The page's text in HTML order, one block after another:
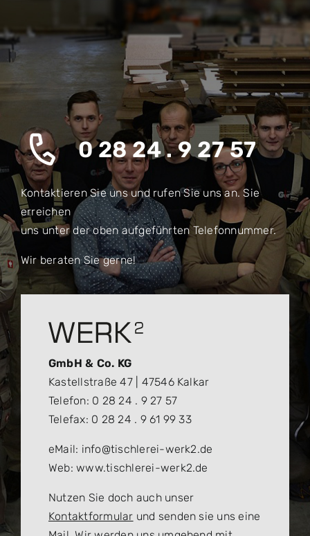
0 28 24 . 9 27 57
Kontaktieren Sie uns und rufen Sie uns an. Sie
erreichen
uns unter der oben aufgeführten Telefonnummer.
Wir beraten Sie gerne!
GmbH & Co. KG
Kastellstraße 47 | 47546 Kalkar
Telefon: 0 28 24 . 9 27 57
Telefax: 0 28 24 . 9 61 99 33
eMail: info@tischlerei-werk2.de
Web: www.tischlerei-werk2.de
Nutzen Sie doch auch unser
Kontaktformular und senden sie uns eine